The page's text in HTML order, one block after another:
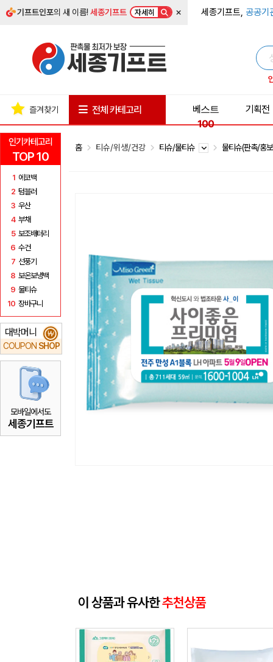
기프트인포의 새 이름!세종기프트 자세히 × 세종기프트, 공공기
인기카테고리
TOP 10
1 에코백
2 텀블러
3 우산
4 부채
5 보조배터리
6 수건
7 선풍기
8 보온보냉백
9 물티슈
10 장바구니
대박머니
COUPON SHOP
₩
모바일에서도
세종기프트
즐겨찾기 전체 카테고리
베스트
100
기획전
홈 티슈/위생/건강 티슈/물티슈 물티슈(판촉/홍
이 상품과 유사한추천상품